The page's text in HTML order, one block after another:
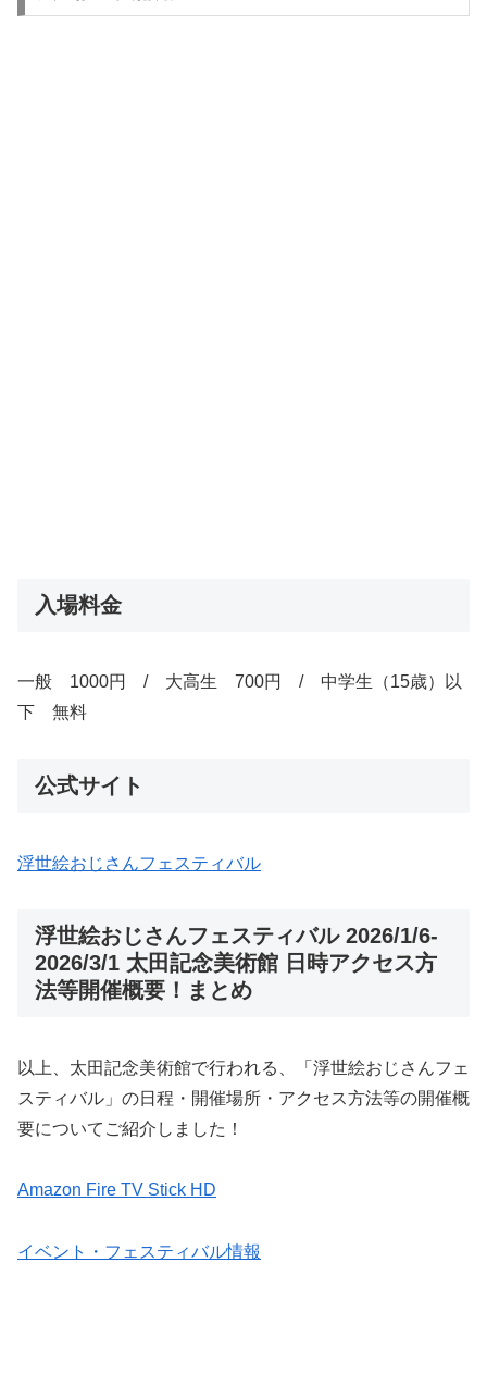
入場料金
一般 1000円 / 大高生 700円 / 中学生（15歳）以
下 無料
公式サイト
浮世絵おじさんフェスティバル
浮世絵おじさんフェスティバル 2026/1/6-
2026/3/1 太田記念美術館 日時アクセス方
法等開催概要！まとめ
以上、太田記念美術館で行われる、「浮世絵おじさんフェ
スティバル」の日程・開催場所・アクセス方法等の開催概
要についてご紹介しました！
Amazon Fire TV Stick HD
イベント・フェスティバル情報